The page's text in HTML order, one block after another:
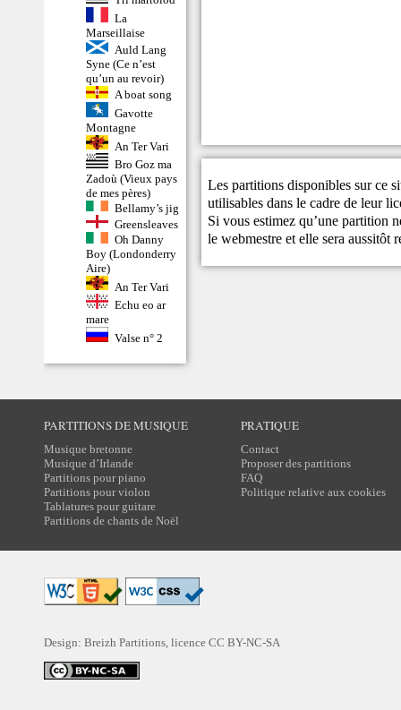
La
Marseillaise
Auld Lang
Syne (Ce n’est
qu’un au revoir)
A boat song
Gavotte
Montagne
An Ter Vari
Bro Goz ma
Zadoù (Vieux pays
de mes pères)
Bellamy’s jig
Greensleaves
Oh Danny
Boy (Londonderry
Aire)
An Ter Vari
Echu eo ar
mare
Valse n° 2
Les partitions disponibles sur ce
utilisables dans le cadre de leur
Si vous estimez qu’une partition
lewebmestre et elle sera aussitôt
PARTITIONS DE MUSIQUE
Musique bretonne
Musique d’Irlande
Partitions pour piano
Partitions pour violon
Tablatures pour guitare
Partitions de chants de Noël
PRATIQUE
Contact
Proposer des partitions
FAQ
Politique relative aux cookies
Design: Breizh Partitions, licence CC BY-NC-SA